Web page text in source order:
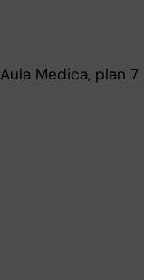
Medica, plan 7